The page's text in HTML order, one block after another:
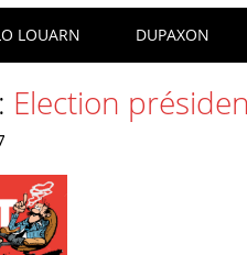
LOUARN DUPAXON
Election